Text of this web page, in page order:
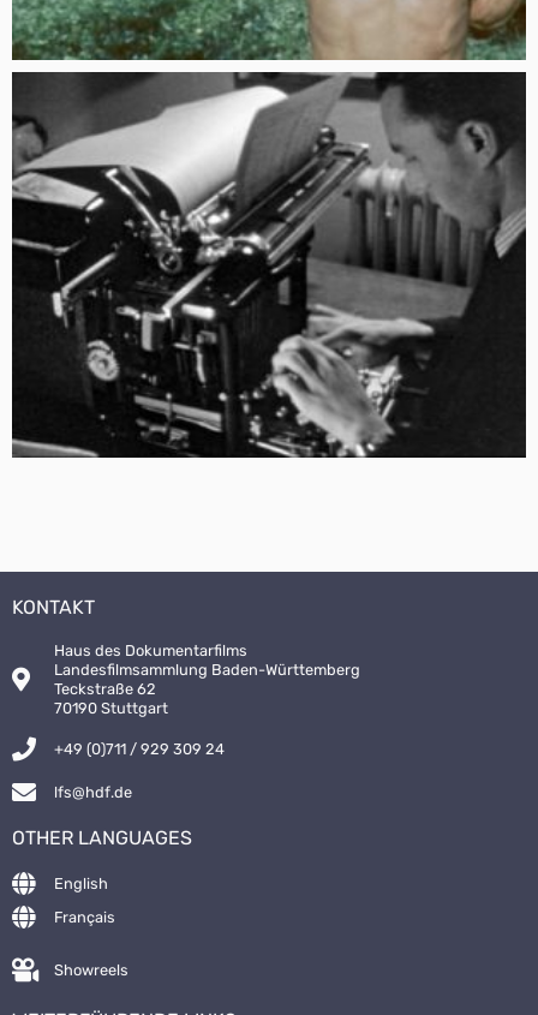
KONTAKT
Haus des Dokumentarfilms
Landesfilmsammlung Baden-Württemberg
Teckstraße 62
70190 Stuttgart
+49 (0)711 / 929 309 24
lfs@hdf.de
OTHER LANGUAGES
English
Français
Showreels